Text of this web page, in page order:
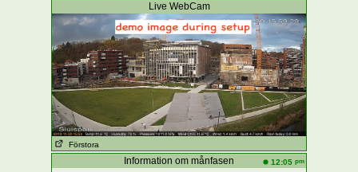
Live WebCam
Förstora
Information om månfasen 12:05 pm